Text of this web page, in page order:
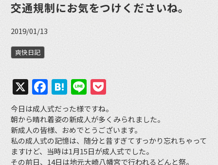
交通規制にお気をつけくださいね。
2019/01/13
爽快日記
X Facebook
Hatena
Line
今日は成人式だった様ですね。
朝から晴れ着姿の新成人が多くみられました。
新成人の皆様、おめでとうございます。
私の成人式の記憶は、随分と昔すぎてすっかり忘れちゃって
ますけど、当時は1月15日が成人式でした。
その前日、14日は地元大崎八幡宮で行われるどんと祭。